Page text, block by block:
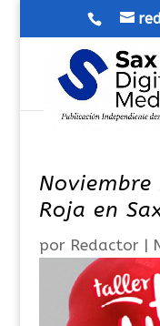
Noviembre
Roja en
por Redactor|